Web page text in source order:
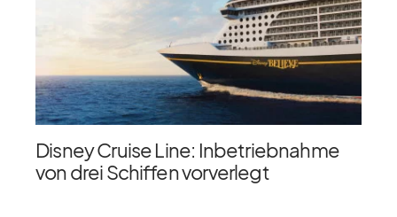
Disney Cruise Line: Inbetriebnahme
von drei Schiffen vorverlegt